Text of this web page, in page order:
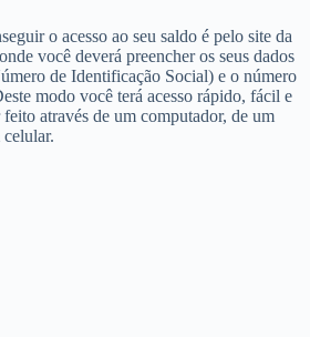
o acesso ao seu saldo é pelo site da
você deverá preencher os seus dados
de Identificação Social) e o número
modo você terá acesso rápido, fácil e
através de um computador, de um